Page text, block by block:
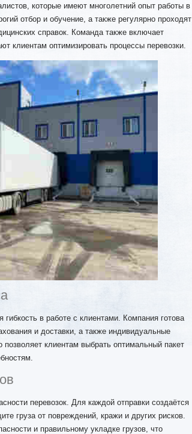
которые имеют многолетний опыт работы в
отбор и обучение, а также регулярно проходят
справок. Команда также включает
клиентам оптимизировать процессы перевозки.
в работе с клиентами. Компания готова
и доставки, а также индивидуальные
клиентам выбрать оптимальный пакет
перевозок. Для каждой отправки создаётся
груза от повреждений, кражи и других рисков.
и правильному укладке грузов, что